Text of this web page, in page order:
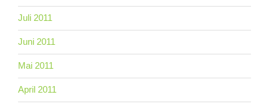
Juli 2011
Juni 2011
Mai 2011
April 2011